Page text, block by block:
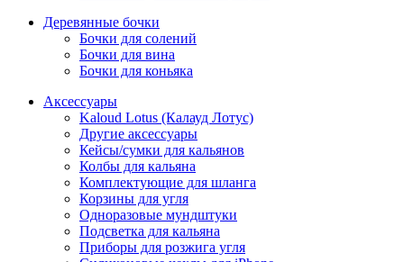
Деревянные бочки
Бочки для солений
Бочки для вина
Бочки для коньяка
Аксессуары
Kaloud Lotus (Калауд Лотус)
Другие аксессуары
Кейсы/сумки для кальянов
Колбы для кальяна
Комплектующие для шланга
Корзины для угля
Одноразовые мундштуки
Подсветка для кальяна
Приборы для розжига угля